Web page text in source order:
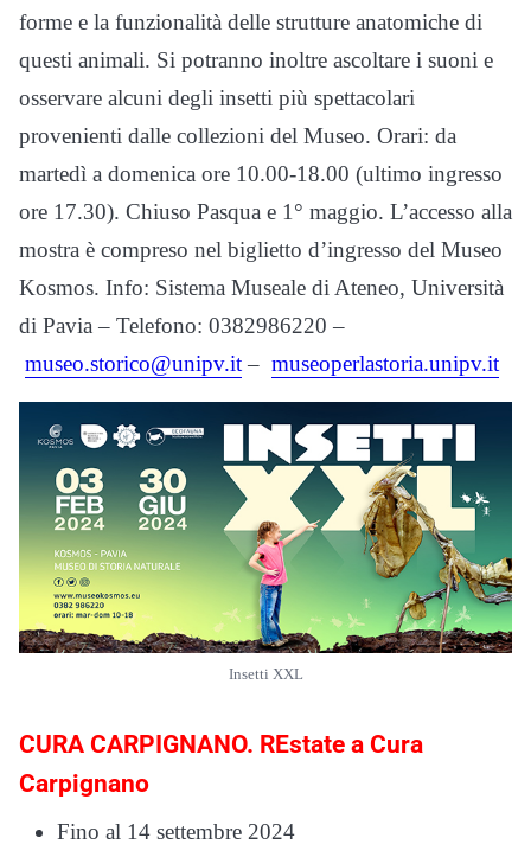
forme e la funzionalità delle strutture anatomiche di
questi animali. Si potranno inoltre ascoltare i suoni e
osservare alcuni degli insetti più spettacolari
provenienti dalle collezioni del Museo. Orari: da
martedì a domenica ore 10.00-18.00 (ultimo ingresso
ore 17.30). Chiuso Pasqua e 1° maggio. L’accesso alla
mostra è compreso nel biglietto d’ingresso del Museo
Kosmos. Info: Sistema Museale di Ateneo, Università
di Pavia – Telefono: 0382986220 –
museo.storico@unipv.it– museoperlastoria.unipv.it
Insetti XXL
CURA CARPIGNANO. REstate a Cura
Carpignano
Fino al 14 settembre 2024